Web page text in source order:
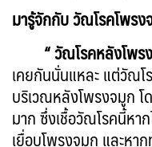
มารู้จักกับ วัณโรคโพร
“ วัณโรคหลังโพร
เคยกันนั่นแหละ แต่วัณโ
บริเวณหลังโพรงจมูก โ
มาก ซึ่งเชื้อวัณโรคนี้หา
เยื่อบุโพรงจมูก และหา